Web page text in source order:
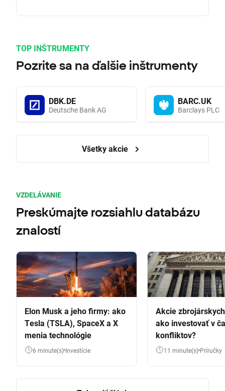
TOP INŠTRUMENTY
Pozrite sa na ďalšie inštrumenty
DBK.DE
Deutsche Bank AG
BARC.UK
Barclays PLC
Všetky akcie
VZDELÁVANIE
Preskúmajte rozsiahlu databázu
znalostí
Elon Musk a jeho firmy: ako
Tesla (TSLA), SpaceX a X
menia technológie
6 minute(s) Investície
Akcie
ako investovať v
konfliktov?
11 minute(s) Príručky